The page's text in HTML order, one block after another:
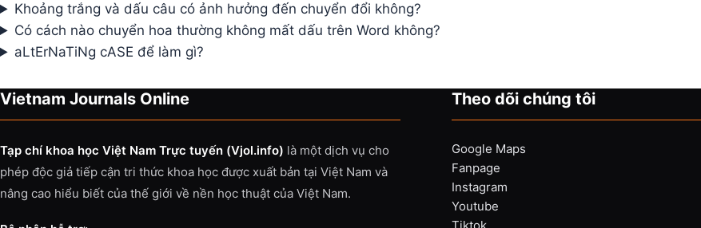
Khoảng trắng và dấu câu có ảnh hưởng đến chuyển đổi không?
Có cách nào chuyển hoa thường không mất dấu trên Word không?
aLtErNaTiNg cASE để làm gì?
Vietnam Journals Online
Tạp chí khoa học Việt Nam Trực tuyến (Vjol.info) là một dịch vụ cho
phép độc giả tiếp cận tri thức khoa học được xuất bản tại Việt Nam và
nâng cao hiểu biết của thế giới về nền học thuật của Việt Nam.
Theo dõi chúng tôi
Google Maps
Fanpage
Instagram
Youtube